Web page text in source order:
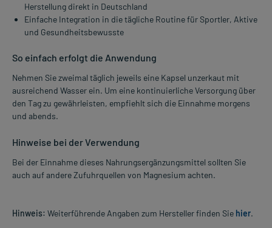
Herstellung direkt in Deutschland
Einfache Integration in die tägliche Routine für Sportler, Aktive
und Gesundheitsbewusste
So einfach erfolgt die Anwendung
Nehmen Sie zweimal täglich jeweils eine Kapsel unzerkaut mit
ausreichend Wasser ein. Um eine kontinuierliche Versorgung über
den Tag zu gewährleisten, empfiehlt sich die Einnahme morgens
und abends.
Hinweise bei der Verwendung
Bei der Einnahme dieses Nahrungsergänzungsmittel sollten Sie
auch auf andere Zufuhrquellen von Magnesium achten.
Hinweis: Weiterführende Angaben zum Hersteller finden Sie hier.